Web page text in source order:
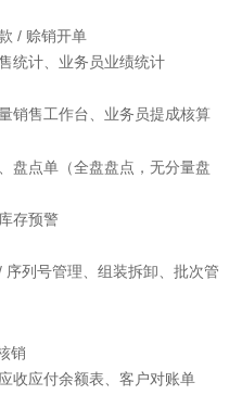
/ 赊销开单
统计、业务员业绩统计
销售工作台、业务员提成核算
盘点单（全盘盘点，无分量盘
存预警
列号管理、组装拆卸、批次管
销
收应付余额表、客户对账单